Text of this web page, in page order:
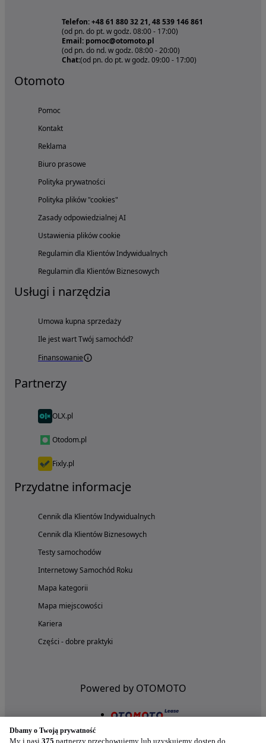
Telefon: +48 61 880 32 21, 48 539 146 861
(od pn. do pt. w godz. 08:00 - 17:00)
Email: pomoc@otomoto.pl
(od pn. do nd. w godz. 08:00 - 20:00)
Chat:(od pn. do pt. w godz. 09:00 - 17:00)
Otomoto
Pomoc
Kontakt
Reklama
Biuro prasowe
Polityka prywatności
Polityka plików "cookies"
Zasady odpowiedzialnej AI
Ustawienia plików cookie
Regulamin dla Klientów Indywidualnych
Regulamin dla Klientów Biznesowych
Usługi i narzędzia
Umowa kupna sprzedaży
Ile jest wart Twój samochód?
Finansowanie
Partnerzy
OLX.pl
Otodom.pl
Fixly.pl
Przydatne informacje
Cennik dla Klientów Indywidualnych
Cennik dla Klientów Biznesowych
Testy samochodów
Internetowy Samochód Roku
Mapa kategorii
Mapa miejscowości
Kariera
Części - dobre praktyki
Powered by OTOMOTO
Dbamy o Twoją prywatność
My i nasi 375 partnerzy przechowujemy lub uzyskujemy dostęp do